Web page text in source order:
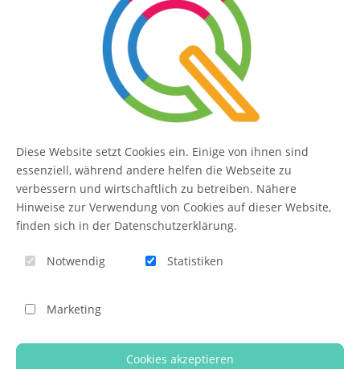
QUIQQER
Blog
Themen-Übersicht
Diese Website setzt Cookies ein. Einige von ihnen sind
essenziell, während andere helfen die Webseite zu
verbessern und wirtschaftlich zu betreiben. Nähere
Hinweise zur Verwendung von Cookies auf dieser Website,
finden sich in der Datenschutzerklärung.
Notwendig Statistiken
Marketing
Cookies akzeptieren